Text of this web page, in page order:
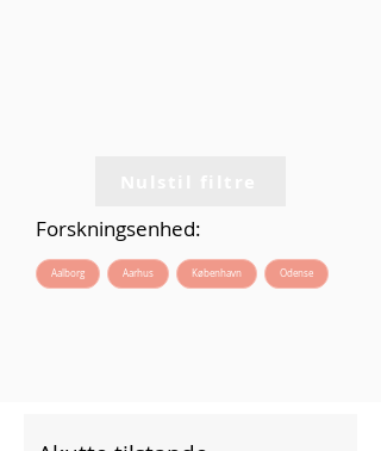
Forskningsenhed:
Aalborg Aarhus København Odense